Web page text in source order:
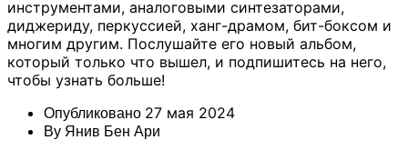
инструментами, аналоговыми синтезаторами,
диджериду, перкуссией, ханг-драмом, бит-боксом и
многим другим. Послушайте его новый альбом,
который только что вышел, и подпишитесь на него,
чтобы узнать больше!
Опубликовано 27 мая 2024
By Янив Бен Ари